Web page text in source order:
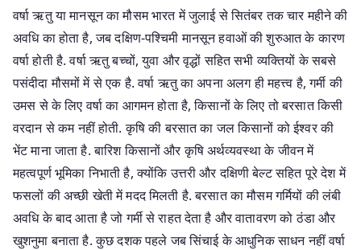
वर्षा ऋतु या मानसून का मौसम भारत में जुलाई से सितंबर तक चार महीने की
अवधि का होता है, जब दक्षिण-पश्चिमी मानसून हवाओं की शुरुआत के कारण
वर्षा होती है. वर्षा ऋतु बच्चों, युवा और वृद्धों सहित सभी व्यक्तियों के सबसे
पसंदीदा मौसमों में से एक है. वर्षा ऋतु का अपना अलग ही महत्त्व है, गर्मी की
उमस से के लिए वर्षा का आगमन होता है, किसानों के लिए तो बरसात किसी
वरदान से कम नहीं होती. कृषि की बरसात का जल किसानों को ईश्वर की
भेंट माना जाता है. बारिश किसानों और कृषि अर्थव्यवस्था के जीवन में
महत्वपूर्ण भूमिका निभाती है, क्योंकि उत्तरी और दक्षिणी बेल्ट सहित पूरे देश में
फसलों की अच्छी खेती में मदद मिलती है. बरसात का मौसम गर्मियों की लंबी
अवधि के बाद आता है जो गर्मी से राहत देता है और वातावरण को ठंडा और
खुशनुमा बनाता है. कुछ दशक पहले जब सिंचाई के आधुनिक साधन नहीं वर्षा